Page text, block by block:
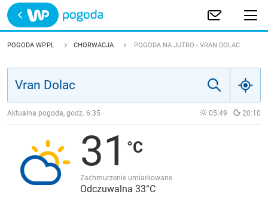
Trwa ładowanie
POLSKA
JAKOŚĆ POWIETRZA
POGODA WP.PL CHORWACJA POGODA NA JUTRO - VRAN DOLAC
Aktualna pogoda, godz. 6:35 05:49 20:10
31
Zachmurzenie umiarkowane
Odczuwalna 33°C